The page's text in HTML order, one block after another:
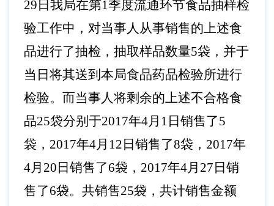
29日我局在第1季度流通环节食品抽样检
验工作中，对当事人从事销售的上述食
品进行了抽检，抽取样品数量5袋，并于
当日将其送到本局食品药品检验所进行
检验。而当事人将剩余的上述不合格食
品25袋分别于2017年4月1日销售了5
袋，2017年4月12日销售了8袋，2017年
4月20日销售了6袋，2017年4月27日销
售了6袋。共销售25袋，共计销售金额